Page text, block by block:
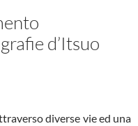
d’Itsuo
diverse vie ed una